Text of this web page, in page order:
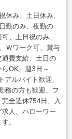
休み、土日休み、
勤のみ、夜勤の
、土日祝のみ、
Ｗワーク可、賞与
費支給、土日の
OK、週3日～
ルバイト歓迎、
務の方も歓迎、フ
全週休754日、入
人、ハローワー
。